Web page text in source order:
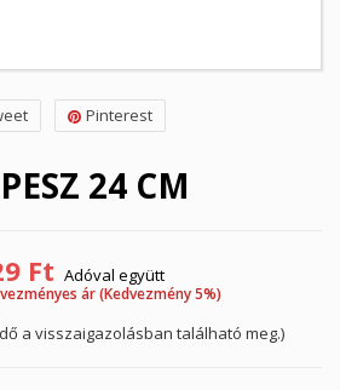
Pinterest
24 CM
Ft Adóval együtt
ár (Kedvezmény 5%)
a visszaigazolásban található meg.)